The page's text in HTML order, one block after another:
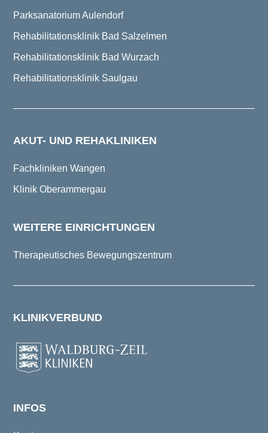
Parksanatorium Aulendorf
Rehabilitationsklinik Bad Salzelmen
Rehabilitationsklinik Bad Wurzach
Rehabilitationsklinik Saulgau
AKUT- UND REHAKLINIKEN
Fachkliniken Wangen
Klinik Oberammergau
WEITERE EINRICHTUNGEN
Therapeutisches Bewegungszentrum
KLINIKVERBUND
INFOS